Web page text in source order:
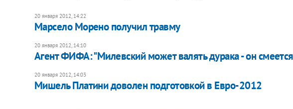
20 января 2012, 14:22
Марсело Морено получил травму
20 января 2012, 14:10
Агент ФИФА: "Милевский может валять дурака - он
20 января 2012, 14:03
Мишель Платини доволен подготовкой в Евро-2012